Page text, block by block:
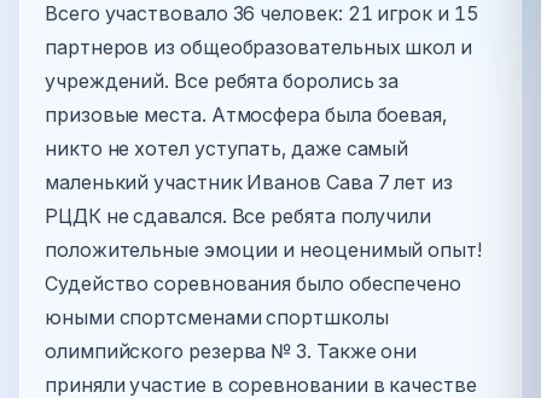
Всего участвовало 36 человек: 21 игрок и 15
партнеров из общеобразовательных школ и
учреждений. Все ребята боролись за
призовые места. Атмосфера была боевая,
никто не хотел уступать, даже самый
маленький участник Иванов Сава 7 лет из
РЦДК не сдавался. Все ребята получили
положительные эмоции и неоценимый опыт!
Судейство соревнования было обеспечено
юными спортсменами спортшколы
олимпийского резерва № 3. Также они
приняли участие в соревновании в качестве